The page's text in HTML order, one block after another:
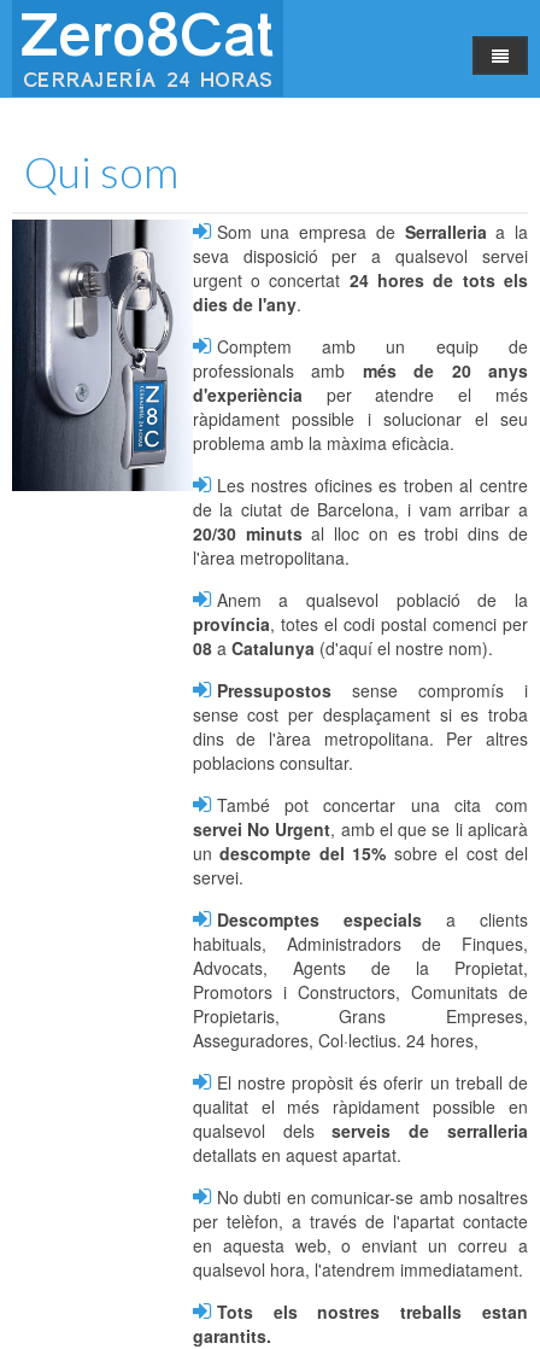
Qui som
Som una empresa de Serralleriaa la
seva disposició per a qualsevol servei
urgent o concertat 24 hores de tots els
dies de l'any.
Comptem amb un equip de
professionals amb més de 20 anys
d'experiènciaper atendre el més
ràpidament possible i solucionar el seu
problema amb la màxima eficàcia.
Les nostres oficines es troben al centre
de la ciutat de Barcelona, i vam arribar a
20/30 minutsal lloc on es trobi dins de
l'àrea metropolitana.
Anem a qualsevol població de la
província, totes el codi postal comenci per
08a Catalunya(d'aquí el nostre nom).
Pressupostossense compromís i
sense cost per desplaçament si es troba
dins de l'àrea metropolitana. Per altres
poblacions consultar.
També pot concertar una cita com
servei No Urgent, amb el que se li aplicarà
undescompte del 15% sobre el cost del
servei.
Descomptes especialsa clients
habituals, Administradors de Finques,
Advocats, Agents de la Propietat,
Promotors i Constructors, Comunitats de
Propietaris, Grans Empreses,
Asseguradores, Col·lectius. 24 hores,
El nostre propòsit és oferir un treball de
qualitat el més ràpidament possible en
qualsevol delsserveis de serralleria
detallats en aquest apartat.
No dubti en comunicar-se amb nosaltres
per telèfon, a través de l'apartat contacte
en aquesta web, o enviant un correu a
qualsevol hora, l'atendrem immediatament.
Tots els nostres treballs estan
garantits.
Serveis
Qui som
Contacte
(ESP)